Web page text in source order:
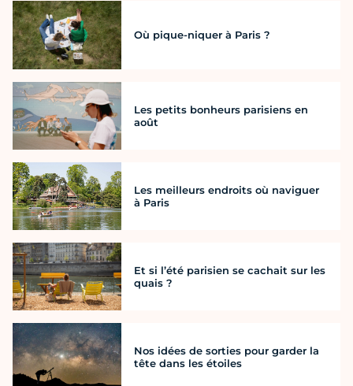
Où pique-niquer à Paris ?
Les petits bonheurs parisiens en
août
Les meilleurs endroits où naviguer
à Paris
Et si l’été parisien se cachait sur les
quais ?
Nos idées de sorties pour garder la
tête dans les étoiles